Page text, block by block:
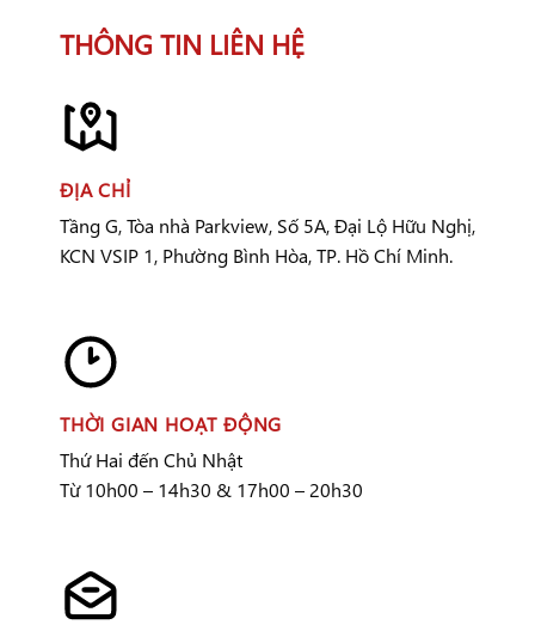
THÔNG TIN LIÊN HỆ
ĐỊA CHỈ
Tầng G, Tòa nhà Parkview, Số 5A, Đại Lộ Hữu Nghị,
KCN VSIP 1, Phường Bình Hòa, TP. Hồ Chí Minh.
THỜI GIAN HOẠT ĐỘNG
Thứ Hai đến Chủ Nhật
Từ 10h00 – 14h30 & 17h00 – 20h30